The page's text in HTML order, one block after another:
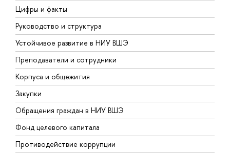
Цифры и факты
Руководство и структура
Устойчивое развитие в НИУ ВШЭ
Преподаватели и сотрудники
Корпуса и общежития
Закупки
Обращения граждан в НИУ ВШЭ
Фонд целевого капитала
Противодействие коррупции